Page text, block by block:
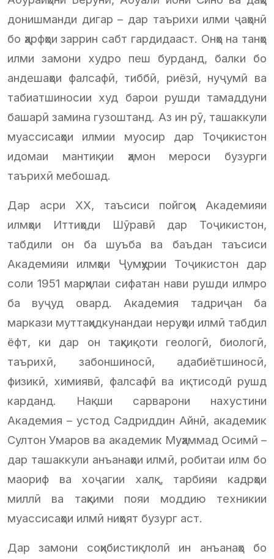
донишманди дигар – дар таърихи илми ҷаҳонӣ
бо ҳарфҳои заррин сабт гардидааст. Онҳо на танҳо
илми замони худро пеш бурданд, балки бо
андешаҳои фалсафӣ, тиббӣ, риёзӣ, нуҷумӣ ва
табиатшиносии худ барои рушди тамаддуни
башарӣ замина гузоштанд. Аз ин рӯ, ташаккули
муассисаҳои илмии муосир дар Тоҷикистон
идомаи мантиқии ҳамон мероси бузурги
таърихӣ мебошад.
Дар асри ХХ, таъсиси пойгоҳи Академияи
илмҳои Иттиҳоди Шӯравӣ дар Тоҷикистон,
табдили он ба шуъба ва баъдан таъсиси
Академияи илмҳои Ҷумҳурии Тоҷикистон дар
соли 1951 марҳилаи сифатан нави рушди илмро
ба вуҷуд овард. Академия тадриҷан ба
маркази муттаҳидкунандаи неруҳои илмӣ табдил
ёфт, ки дар он таҳқиқоти геологӣ, биологӣ,
таърихӣ, забоншиносӣ, адабиётшиносӣ,
физикӣ, химиявӣ, фалсафӣ ва иқтисодӣ рушд
карданд. Нақши сарварони нахустини
Академия – устод Садриддин Айнӣ, академик
Султон Умаров ва академик Муҳаммад Осимӣ –
дар ташаккули анъанаҳои илмӣ, робитаи илм бо
маориф ва хоҷагии халқ, тарбияи кадрҳои
миллӣ ва таҳкими пояи моддию техникии
муассисаҳои илмӣ ниҳоят бузург аст.
Дар замони соҳибистиқлолӣ ин анъанаҳо бо